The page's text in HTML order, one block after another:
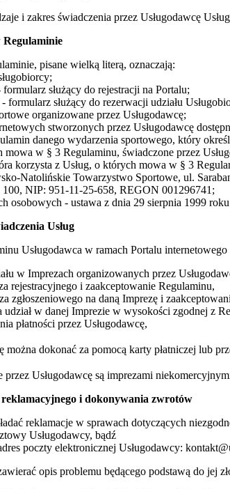
i zakres świadczenia przez Usługodawcę
Regulaminie
pisane wielką literą, oznaczają:
służący do rejestracji na Portalu;
formularz służący do rezerwacji udziału
organizowane przez Usługodawcę;
stworzonych przez Usługodawcę
danego wydarzenia sportowego, który
mowa w § 3 Regulaminu, świadczone przez
korzysta z Usług, o których mowa w § 3
Natolińskie Towarzystwo Sportowe, ul.
100, NIP: 951-11-25-658, REGON 001296741;
osobowych - ustawa z dnia 29 sierpnia 1999
Usług
Usługodawca w ramach Portalu
w Imprezach organizowanych przez
rejestracyjnego i zaakceptowanie Regulaminu,
zgłoszeniowego na daną Imprezę i
udział w danej Imprezie w wysokości zgodnej z
płatności przez Usługodawcę,
można dokonać za pomocą karty płatniczej lub
Usługodawcę są imprezami
i dokonywania zwrotów
reklamacje w sprawach dotyczących
Usługodawcy, bądź
poczty elektronicznej Usługodawcy:
opis problemu będącego podstawą do jej